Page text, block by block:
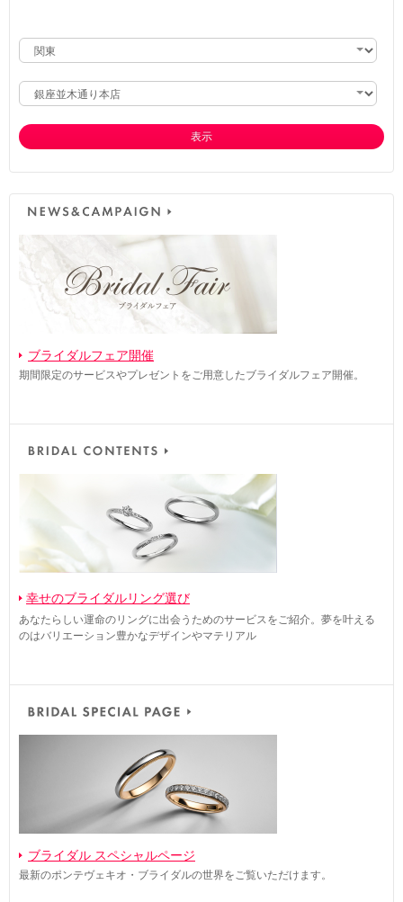
表示
ブライダルフェア開催
期間限定のサービスやプレゼントをご用意したブライダルフェア開催。
幸せのブライダルリング選び
あなたらしい運命のリングに出会うためのサービスをご紹介。夢を叶える
のはバリエーション豊かなデザインやマテリアル
ブライダル スペシャルページ
最新のポンテヴェキオ・ブライダルの世界をご覧いただけます。